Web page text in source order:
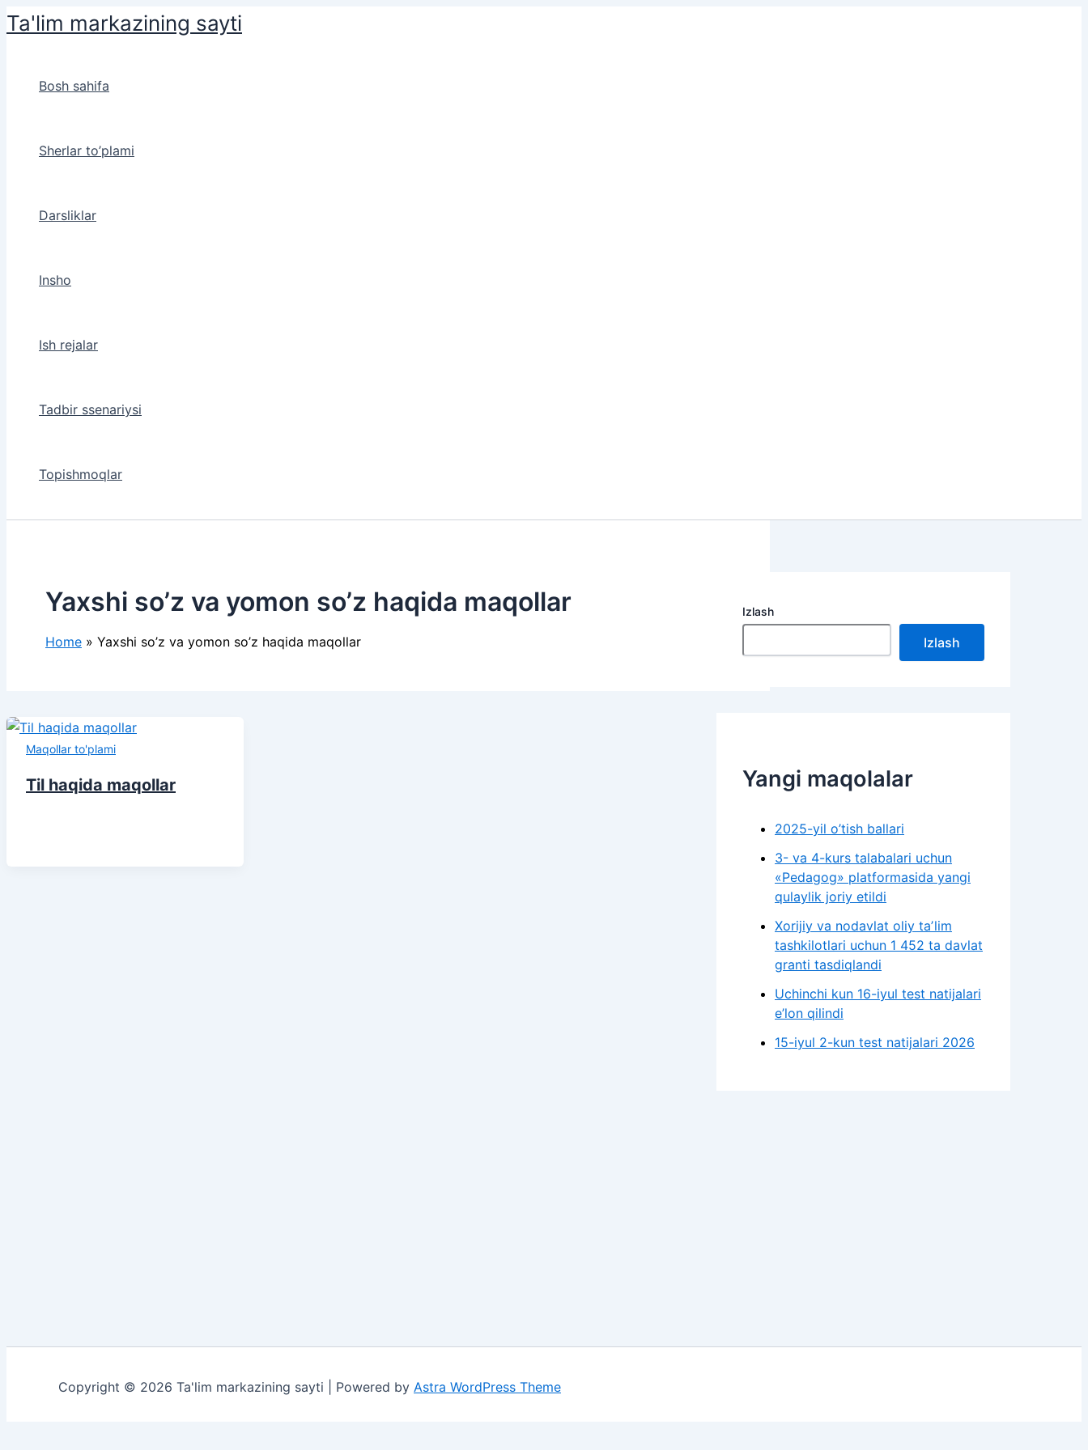
Skip
to
Ta'lim markazining sayti
Bosh sahifa
Sherlar to’plami
Darsliklar
Insho
Ish rejalar
Tadbir ssenariysi
Topishmoqlar
Yaxshi so’z va yomon so’z haqida maqollar
Home Yaxshi so’z va yomon so’z haqida maqollar
Maqollar to'plami
Til haqida maqollar
Izlash
Izlash
Yangi maqolalar
2025-yil o’tish ballari
3- va 4-kurs talabalari uchun
«Pedagog» platformasida yangi
qulaylik joriy etildi
Xorijiy va nodavlat oliy taʼlim
tashkilotlari uchun 1 452 ta davlat
granti tasdiqlandi
Uchinchi kun 16-iyul test natijalari
e’lon qilindi
15-iyul 2-kun test natijalari 2026
Copyright © 2026 Ta'lim markazining sayti | Powered by Astra WordPress Theme